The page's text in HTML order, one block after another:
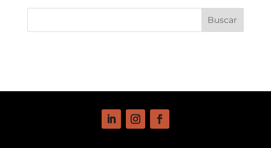
Buscar